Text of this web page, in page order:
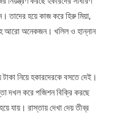
তাদের হয়ে কাজ করে হিরু মিয়া,
আরো অনেকজন। খলিল ও হান্নান
নিয়ে হকারদেরকে বসতে দেই।
দখল করে পজিশন বিক্রি করছে
যায়। রাস্তায় দেখা দেয় তীব্র